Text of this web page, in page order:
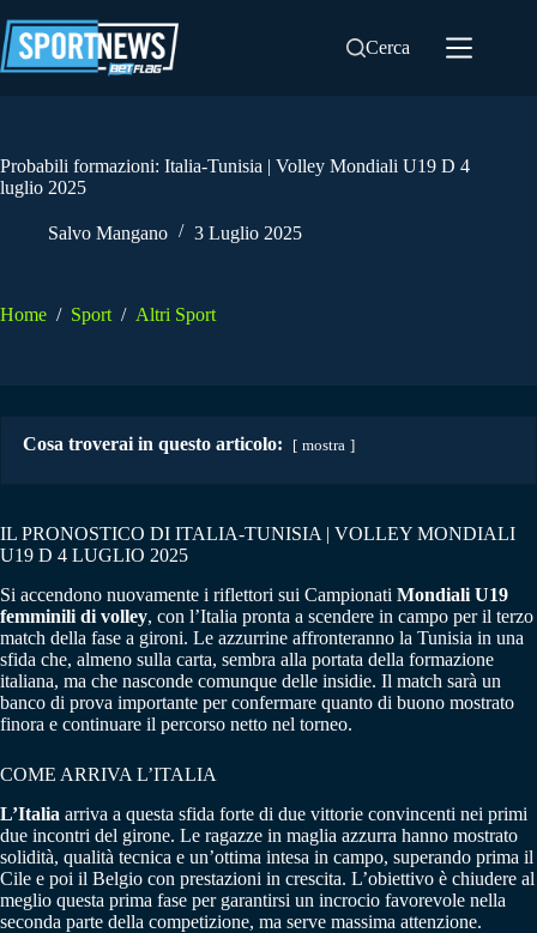
al
contenuto
Cerca
Probabili formazioni: Italia-Tunisia | Volley Mondiali U19 D 4
luglio 2025
Salvo Mangano 3 Luglio 2025
Home / Sport / Altri Sport
Cosa troverai in questo articolo: mostra
IL PRONOSTICO DI ITALIA-TUNISIA | VOLLEY MONDIALI
U19 D 4 LUGLIO 2025
Si accendono nuovamente i riflettori sui Campionati Mondiali U19
femminili di volley, con l’Italia pronta a scendere in campo per il terzo
match della fase a gironi. Le azzurrine affronteranno la Tunisia in una
sfida che, almeno sulla carta, sembra alla portata della formazione
italiana, ma che nasconde comunque delle insidie. Il match sarà un
banco di prova importante per confermare quanto di buono mostrato
finora e continuare il percorso netto nel torneo.
COME ARRIVA L’ITALIA
L’Italia arriva a questa sfida forte di due vittorie convincenti nei primi
due incontri del girone. Le ragazze in maglia azzurra hanno mostrato
solidità, qualità tecnica e un’ottima intesa in campo, superando prima il
Cile e poi il Belgio con prestazioni in crescita. L’obiettivo è chiudere al
meglio questa prima fase per garantirsi un incrocio favorevole nella
seconda parte della competizione, ma serve massima attenzione.